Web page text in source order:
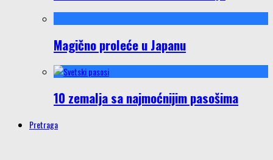
Magično proleće u Japanu
10 zemalja sa najmoćnijim pasošima
Pretraga